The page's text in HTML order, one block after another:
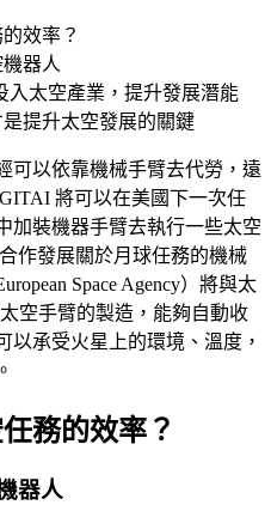
效率？
器人
入太空產業，提升發展潛能
提升太空發展的關鍵
可以依靠機械手臂去代勞，遠
將可以在美國下一次任
加裝機器手臂去執行一些太空
作發展關於月球任務的機械
Space Agency）將與太
空手臂的製造，能夠自動收
以承受火星上的環境、溫度，
務的效率？
器人